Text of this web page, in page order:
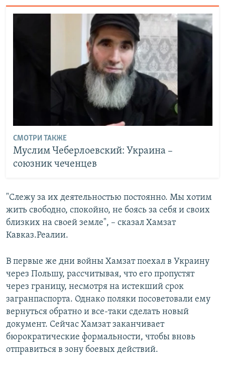
СМОТРИ ТАКЖЕ
Муслим Чеберлоевский: Украина –
союзник чеченцев
"Слежу за их деятельностью постоянно. Мы хотим
жить свободно, спокойно, не боясь за себя и своих
близких на своей земле", – сказал Хамзат
Кавказ.Реалии.
В первые же дни войны Хамзат поехал в Украину
через Польшу, рассчитывая, что его пропустят
через границу, несмотря на истекший срок
загранпаспорта. Однако поляки посоветовали ему
вернуться обратно и все-таки сделать новый
документ. Сейчас Хамзат заканчивает
бюрократические формальности, чтобы вновь
отправиться в зону боевых действий.